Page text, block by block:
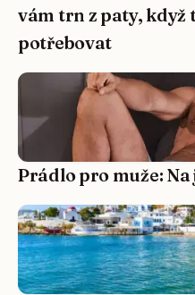
vám trn z paty, když
potřebovat
Prádlo pro muže: